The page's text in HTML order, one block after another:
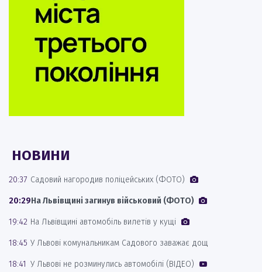
НОВИНИ
20:37 Садовий нагородив поліцейських (ФОТО)
20:29На Львівщині загинув військовий (ФОТО)
19:42 На Львівщині автомобіль вилетів у кущі
18:45 У Львові комунальникам Садового заважає дощ
18:41 У Львові не розминулись автомобілі (ВІДЕО)